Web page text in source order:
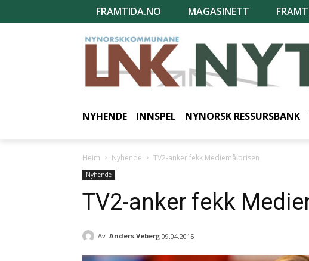
FRAMTIDA.NO MAGASINETT
NYHENDE INNSPEL NYNORSK RESSURSBANK
Heim Nyhende TV2-anker fekk Mediemålprisen
Nyhende
TV2-anker fekk
Av Anders Veberg 09.04.2015